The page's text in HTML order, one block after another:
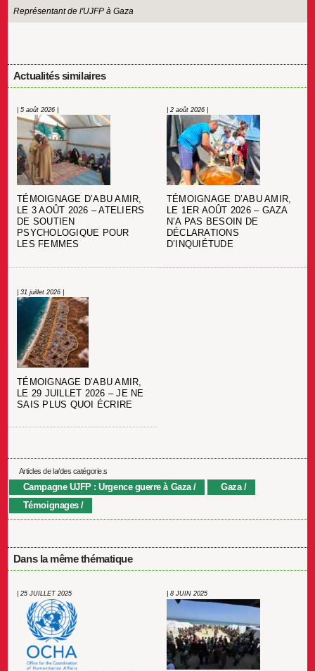
Représentant de l'UJFP à Gaza
Actualités similaires
| 5 août 2026 |
TÉMOIGNAGE D’ABU AMIR,
LE 3 AOÛT 2026 – ATELIERS
DE SOUTIEN
PSYCHOLOGIQUE POUR
LES FEMMES
| 2 août 2026 |
TÉMOIGNAGE D’ABU AMIR,
LE 1ER AOÛT 2026 – GAZA
N’A PAS BESOIN DE
DÉCLARATIONS
D’INQUIÉTUDE
| 31 juillet 2026 |
TÉMOIGNAGE D’ABU AMIR,
LE 29 JUILLET 2026 – JE NE
SAIS PLUS QUOI ÉCRIRE
Articles de la/des catégorie.s
Campagne UJFP : Urgence guerre à Gaza
Gaza
Témoignages
Dans la même thématique
| 25 JUILLET 2025 | 8 JUIN 2025